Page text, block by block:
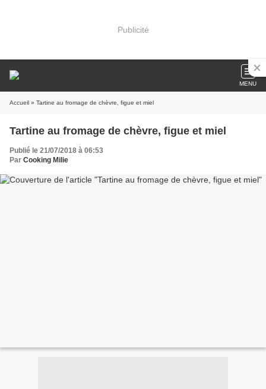
Publicité
MENU
Accueil » Tartine au fromage de chèvre, figue et miel
Tartine au fromage de chèvre, figue et miel
Publié le 21/07/2018 à 06:53
Par Cooking Milie